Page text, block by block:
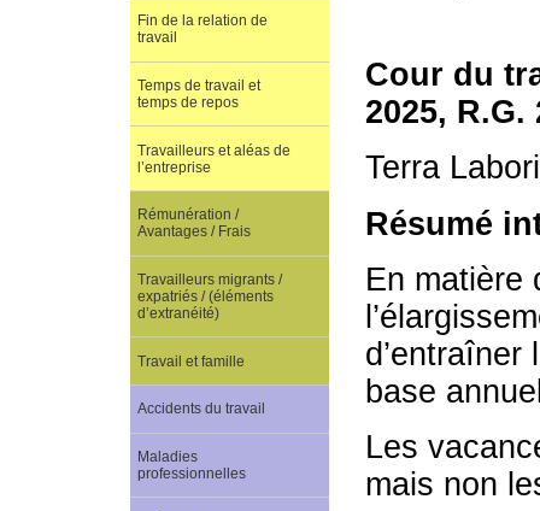
Cour du
2025, R.G.
Terra
Résumé
En matière
d’entraîner
base
Les
mais non
Fin de la relation de
travail
Temps de travail et
temps de repos
Travailleurs et aléas de
l’entreprise
Rémunération /
Avantages / Frais
Travailleurs migrants /
expatriés / (éléments
d’extranéité)
Travail et famille
Accidents du travail
Maladies
professionnelles